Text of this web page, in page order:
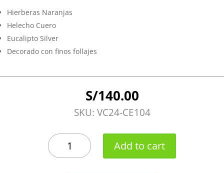
Hierberas Naranjas
Helecho Cuero
Eucalipto Silver
Decorado con finos follajes
S/140.00
SKU: VC24-CE104
CENTRO
ESPECIAL
Add to cart